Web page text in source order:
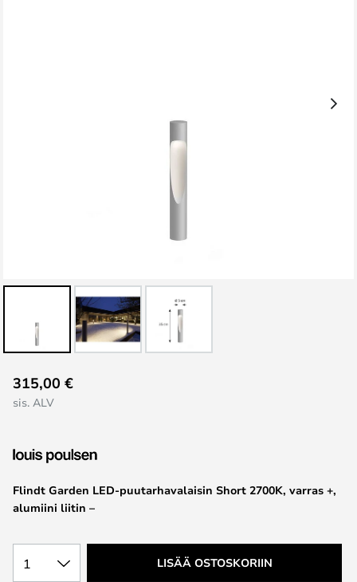
to
the
of
images
gallery
Flindt Garden LED-puutarhavalaisin Short 2700K, varras +,
alumiini liitin –
315,00 €
sis. ALV
1 LISÄÄ OSTOSKORIIN